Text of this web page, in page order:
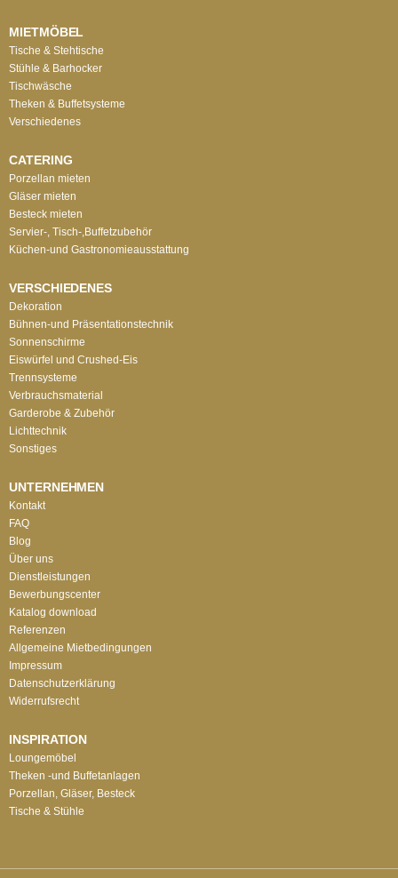
MIETMÖBEL
Tische & Stehtische
Stühle & Barhocker
Tischwäsche
Theken & Buffetsysteme
Verschiedenes
CATERING
Porzellan mieten
Gläser mieten
Besteck mieten
Servier-, Tisch-,Buffetzubehör
Küchen-und Gastronomieausstattung
VERSCHIEDENES
Dekoration
Bühnen-und Präsentationstechnik
Sonnenschirme
Eiswürfel und Crushed-Eis
Trennsysteme
Verbrauchsmaterial
Garderobe & Zubehör
Lichttechnik
Sonstiges
UNTERNEHMEN
Kontakt
FAQ
Blog
Über uns
Dienstleistungen
Bewerbungscenter
Katalog download
Referenzen
Allgemeine Mietbedingungen
Impressum
Datenschutzerklärung
Widerrufsrecht
INSPIRATION
Loungemöbel
Theken -und Buffetanlagen
Porzellan, Gläser, Besteck
Tische & Stühle